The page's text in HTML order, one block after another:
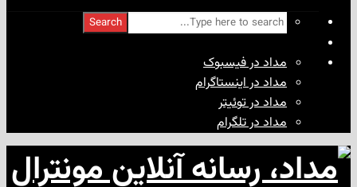
Search
مداد در فیسبوک
مداد در اینستاگرام
مداد در توئیتر
مداد در تلگرام